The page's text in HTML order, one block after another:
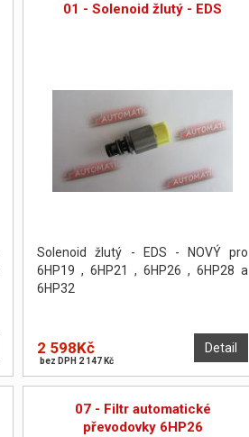
01 - Solenoid žlutý - EDS
Solenoid žlutý - EDS - NOVÝ pro
6HP19 , 6HP21 , 6HP26 , 6HP28 a
6HP32
Detail
2 598Kč
bez DPH 2 147 Kč
07 - Filtr automatické
převodovky 6HP26